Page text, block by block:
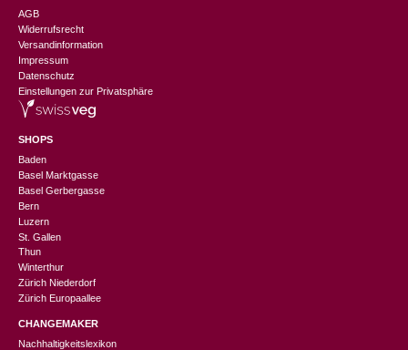
AGB
Widerrufsrecht
Versandinformation
Impressum
Datenschutz
Einstellungen zur Privatsphäre
SHOPS
Baden
Basel Marktgasse
Basel Gerbergasse
Bern
Luzern
St. Gallen
Thun
Winterthur
Zürich Niederdorf
Zürich Europaallee
CHANGEMAKER
Nachhaltigkeitslexikon